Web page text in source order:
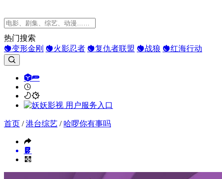
热门搜索
变形金刚
火影忍者 复仇者联盟 战狼 红海行动
首页 /港台综艺 / 哈啰你有事吗